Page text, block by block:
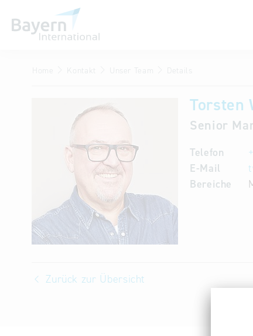
Wir über uns
Partner & Repräsentanzen
Publikationen
Stellenangebote
Treffen Sie uns am Infostand
Home Kontakt Unser Team Details
Torsten
Senior
Telefon
E-Mail
Bereiche
Zurück zur Übersicht